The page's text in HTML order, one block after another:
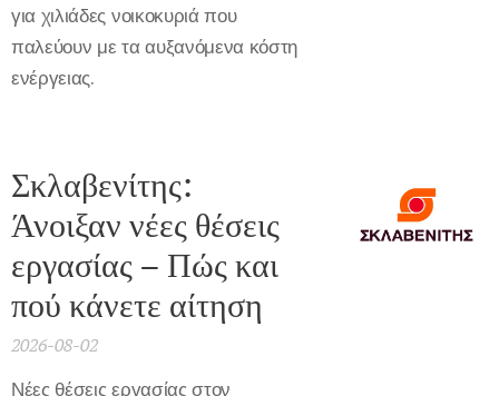
για χιλιάδες νοικοκυριά που
παλεύουν με τα αυξανόμενα κόστη
ενέργειας.
Σκλαβενίτης:
Άνοιξαν νέες θέσεις
εργασίας – Πώς και
πού κάνετε αίτηση
2026-08-02
Νέες θέσεις εργασίας στον